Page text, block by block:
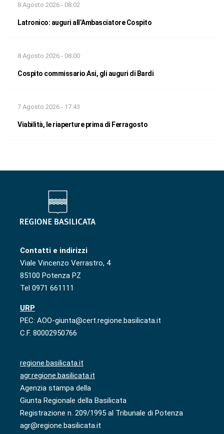
8 Agosto 2026 - 08:02
Latronico: auguri all’Ambasciatore Cospito
8 Agosto 2026 - 08:00
Cospito commissario Asi, gli auguri di Bardi
7 Agosto 2026 - 17:43
Viabilità, le riaperture prima di Ferragosto
Contatti e indirizzi
Viale Vincenzo Verrastro, 4
85100 Potenza PZ
Tel 0971 661111
URP
PEC: AOO-giunta@cert.regione.basilicata.it
C.F. 80002950766
regione.basilicata.it
agr.regione.basilicata.it
Agenzia stampa della
Giunta Regionale della Basilicata
Registrazione n. 209/1995 al Tribunale di Potenza
agr@regione.basilicata.it